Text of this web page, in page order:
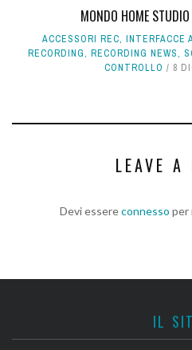
MONDO HOME
ACCESSORI REC, INTERFACCE
RECORDING, RECORDING NEWS,
CONTROLLO
8
LEAVE A
Devi essereconnesso per
IL